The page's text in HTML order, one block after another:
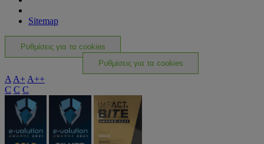
Sitemap
Ρυθμίσεις για τα cookies
Ρυθμίσεις για τα cookies
A A+ A++
C C C